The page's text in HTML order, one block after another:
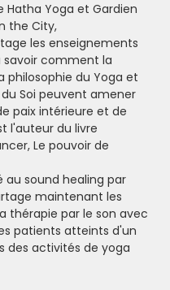
Hatha Yoga et Gardien
the City,
les enseignements
savoir comment la
philosophie du Yoga et
Soi peuvent amener
paix intérieure et de
l'auteur du livre
Le pouvoir de
au sound healing par
maintenant les
thérapie par le son avec
patients atteints d'un
des activités de yoga